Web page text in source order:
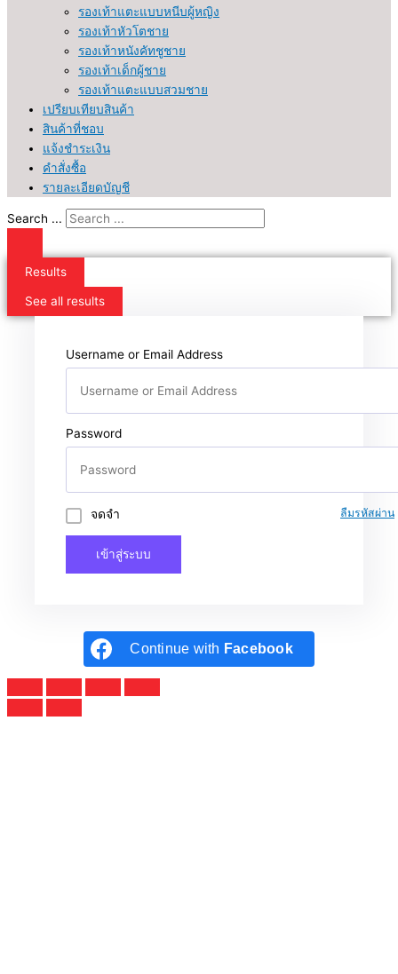
รองเท้าแตะแบบหนีบผู้หญิง
รองเท้าหัวโตชาย
รองเท้าหนังคัทชูชาย
รองเท้าเด็กผู้ชาย
รองเท้าแตะแบบสวมชาย
เปรียบเทียบสินค้า
สินค้าที่ชอบ
แจ้งชำระเงิน
คำสั่งซื้อ
รายละเอียดบัญชี
Search ...
Results
See all results
Username or Email Address
Password
จดจำ ลืมรหัสผ่าน
เข้าสู่ระบบ
Continue with Facebook